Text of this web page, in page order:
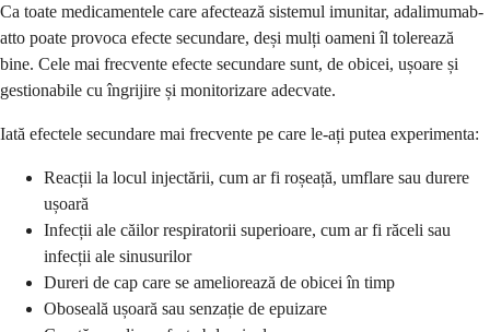
Ca toate medicamentele care afectează sistemul imunitar, adalimumab-
atto poate provoca efecte secundare, deși mulți oameni îl tolerează
bine. Cele mai frecvente efecte secundare sunt, de obicei, ușoare și
gestionabile cu îngrijire și monitorizare adecvate.
Iată efectele secundare mai frecvente pe care le-ați putea experimenta:
Reacții la locul injectării, cum ar fi roșeață, umflare sau durere
ușoară
Infecții ale căilor respiratorii superioare, cum ar fi răceli sau
infecții ale sinusurilor
Dureri de cap care se ameliorează de obicei în timp
Oboseală ușoară sau senzație de epuizare